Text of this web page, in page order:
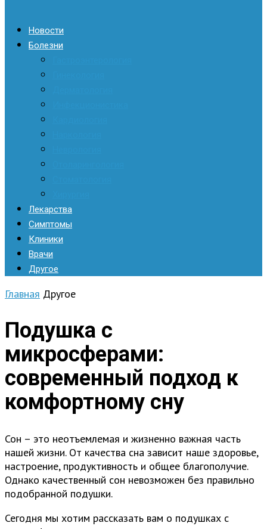
Новости
Болезни
Лекарства
Симптомы
Клиники
Врачи
Другое
Главная Другое
Подушка с
микросферами:
современный подход к
комфортному сну
Сон – это неотъемлемая и жизненно важная часть
нашей жизни. От качества сна зависит наше здоровье,
настроение, продуктивность и общее благополучие.
Однако качественный сон невозможен без правильно
подобранной подушки.
Сегодня мы хотим рассказать вам о подушках с